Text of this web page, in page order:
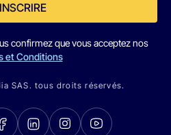
confirmez que vous acceptez nos
et Conditions
SAS. tous droits réservés.